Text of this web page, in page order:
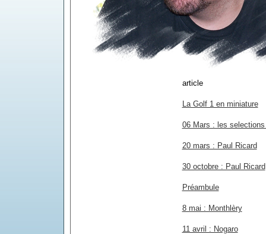
article
La Golf 1 en miniature
06 Mars : les
20 mars : Paul Ricard
30 octobre : Paul Ricard
Préambule
8 mai : Monthlèry
11 avril : Nogaro